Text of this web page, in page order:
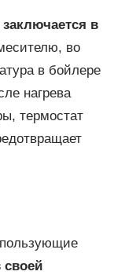
в
во
в бойлере
нагрева
термостат
своей